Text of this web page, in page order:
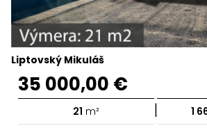
Liptovský Mikuláš
35 000,00 €
21 m² | 1